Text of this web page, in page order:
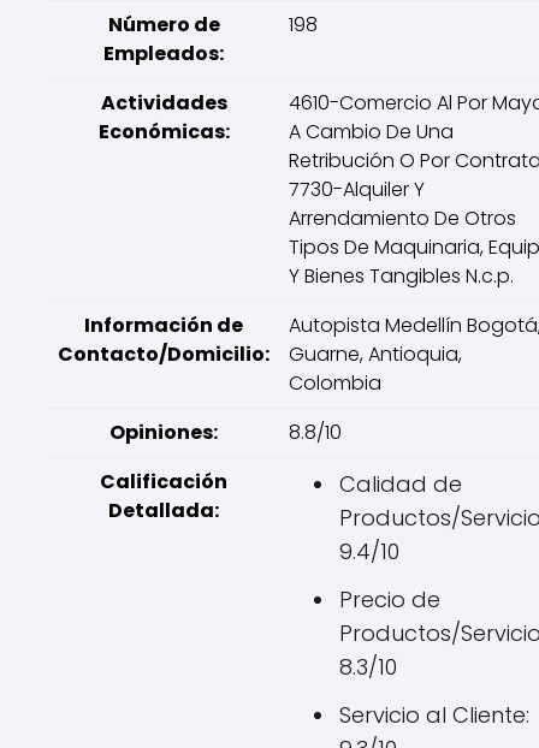
Número de
Empleados:
198
Actividades
Económicas:
4610-Comercio Al Por
A Cambio De Una
Retribución O Por
7730-Alquiler Y
Arrendamiento De Otros
Tipos De Maquinaria,
Y Bienes Tangibles N.c.p.
Información de
Contacto/Domicilio:
Autopista Medellín
Guarne, Antioquia,
Colombia
Opiniones:
8.8/10
Calificación
Detallada:
Calidad de
Productos/
9.4/10
Precio de
Productos/
8.3/10
Servicio al Cliente: